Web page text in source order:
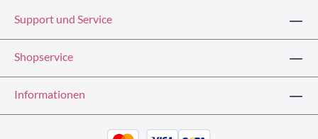
Support und Service
Shopservice
Informationen